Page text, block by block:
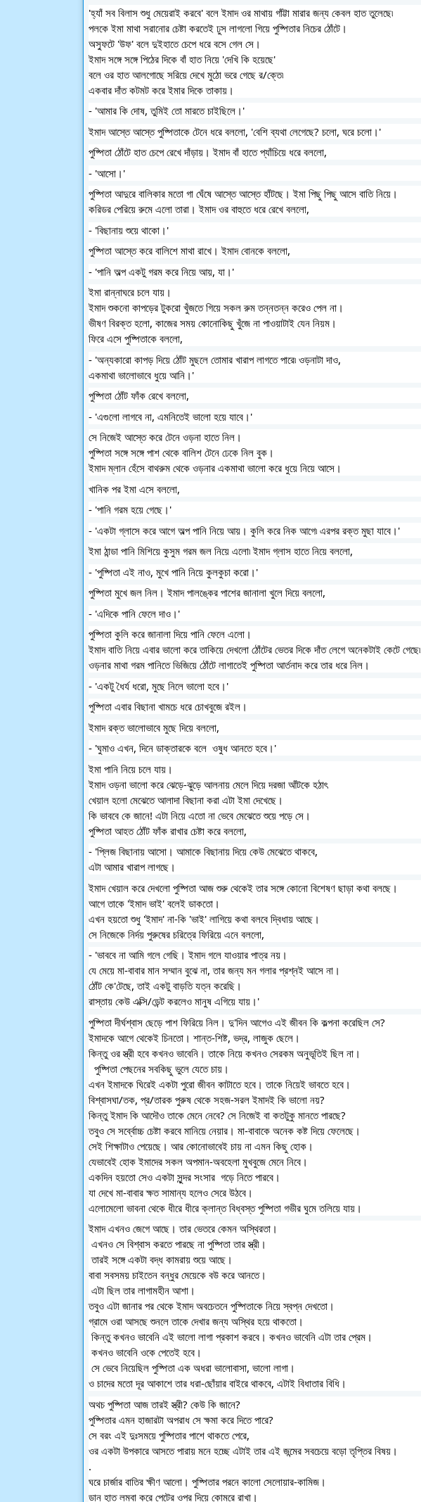
'হ্যাঁ সব বিলাস শুধু মেয়েরাই করবে' বলে ইমাদ ওর মাথায় গাঁট্টা মারার জন্য কেবল হাত তুলেছে৷
পলকে ইমা মাথা সরানোর চেষ্টা করতেই ঢুস লাগলো গিয়ে পুষ্পিতার নিচের ঠোঁটে।
অস্ফুটে 'উফ' বলে দুইহাতে চেপে ধরে বসে গেল সে।
ইমাদ সঙ্গে সঙ্গে পিঠের দিকে বাঁ হাত নিয়ে 'দেখি কি হয়েছে'
বলে ওর হাত আলগোছে সরিয়ে দেখে মুঠো ভরে গেছে র/ক্তে৷
একবার দাঁত কটমট করে ইমার দিকে তাকায়।
- 'আমার কি দোষ, তুমিই তো মারতে চাইছিলে।'
ইমাদ আস্তে আস্তে পুষ্পিতাকে টেনে ধরে বললো, 'বেশি ব্যথা লেগেছে? চলো, ঘরে চলো।'
পুষ্পিতা ঠোঁটে হাত চেপে রেখে দাঁড়ায়। ইমাদ বাঁ হাতে প্যাঁচিয়ে ধরে বললো,
- 'আসো।'
পুষ্পিতা আদুরে বালিকার মতো গা ঘেঁষে আস্তে আস্তে হাঁটছে। ইমা পিছু পিছু আসে বাতি নিয়ে।
করিডর পেরিয়ে রুমে এলো তারা। ইমাদ ওর বাহুতে ধরে রেখে বললো,
- 'বিছানায় শুয়ে থাকো।'
পুষ্পিতা আস্তে করে বালিশে মাথা রাখে। ইমাদ বোনকে বললো,
- 'পানি অল্প একটু গরম করে নিয়ে আয়, যা।'
ইমা রান্নাঘরে চলে যায়।
ইমাদ শুকনো কাপড়ের টুকরো খুঁজতে গিয়ে সকল রুম তন্নতন্ন করেও পেল না।
ভীষণ বিরক্ত হলো, কাজের সময় কোনোকিছু খুঁজে না পাওয়াটাই যেন নিয়ম।
ফিরে এসে পুষ্পিতাকে বললো,
- 'অন্যকারো কাপড় দিয়ে ঠোঁট মুছলে তোমার খারাপ লাগতে পারে৷ ওড়নাটা দাও,
একমাথা ভালোভাবে ধুয়ে আনি।'
পুষ্পিতা ঠোঁট ফাঁক রেখে বললো,
- 'এগুলো লাগবে না, এমনিতেই ভালো হয়ে যাবে।'
সে নিজেই আস্তে করে টেনে ওড়না হাতে নিল।
পুষ্পিতা সঙ্গে সঙ্গে পাশ থেকে বালিশ টেনে ঢেকে নিল বুক।
ইমাদ ম্লান হেঁসে বাথরুম থেকে ওড়নার একমাথা ভালো করে ধুয়ে নিয়ে আসে।
খানিক পর ইমা এসে বললো,
- 'পানি গরম হয়ে গেছে।'
- 'একটা গ্লাসে করে আগে অল্প পানি নিয়ে আয়। কুলি করে নিক আগে৷ এরপর রক্ত মুছা যাবে।'
ইমা ঠান্ডা পানি মিশিয়ে কুসুম গরম জল নিয়ে এলো৷ ইমাদ গ্লাস হাতে নিয়ে বললো,
- 'পুষ্পিতা এই নাও, মুখে পানি নিয়ে কুলকুচা করো।'
পুষ্পিতা মুখে জল নিল। ইমাদ পালঙ্কের পাশের জানালা খুলে দিয়ে বললো,
- 'এদিকে পানি ফেলে দাও।'
পুষ্পিতা কুলি করে জানালা দিয়ে পানি ফেলে এলো।
ইমাদ বাতি নিয়ে এবার ভালো করে তাকিয়ে দেখলো ঠোঁটের ভেতর দিকে দাঁত লেগে অনেকটাই কেটে গেছে৷
ওড়নার মাথা গরম পানিতে ভিজিয়ে ঠোঁটে লাগাতেই পুষ্পিতা আর্তনাদ করে তার ধরে নিল।
- 'একটু ধৈর্য ধরো, মুছে নিলে ভালো হবে।'
পুষ্পিতা এবার বিছানা খামচে ধরে চোখবুজে রইল।
ইমাদ রক্ত ভালোভাবে মুছে দিয়ে বললো,
- 'ঘুমাও এখন, দিনে ডাক্তারকে বলে  ওষুধ আনতে হবে।'
ইমা পানি নিয়ে চলে যায়।
ইমাদ ওড়না ভালো করে ঝেড়ে-ঝুড়ে আলনায় মেলে দিয়ে দরজা আঁটকে হঠাৎ
খেয়াল হলো মেঝেতে আলাদা বিছানা করা এটা ইমা দেখেছে।
কি ভাববে কে জানে! এটা নিয়ে এতো না ভেবে মেঝেতে শুয়ে পড়ে সে।
পুষ্পিতা আহত ঠোঁট ফাঁক রাখার চেষ্টা করে বললো,
- 'প্লিজ বিছানায় আসো। আমাকে বিছানায় দিয়ে কেউ মেঝেতে থাকবে,
এটা আমার খারাপ লাগছে।
ইমাদ খেয়াল করে দেখলো পুষ্পিতা আজ শুরু থেকেই তার সঙ্গে কোনো বিশেষণ ছাড়া কথা বলছে।
আগে তাকে 'ইমাদ ভাই' বলেই ডাকতো।
এখন হয়তো শুধু 'ইমাদ' না-কি 'ভাই' লাগিয়ে কথা বলবে দ্বিধায় আছে।
সে নিজেকে নির্দয় পুরুষের চরিত্রে ফিরিয়ে এনে বললো,
- 'ভাববে না আমি গলে গেছি। ইমাদ গলে যাওয়ার পাত্র নয়।
যে মেয়ে মা-বাবার মান সম্মান বুঝে না, তার জন্য মন গলার প্রশ্নই আসে না।
ঠোঁট কে'টেছে, তাই একটু বাড়তি যত্ন করেছি।
রাস্তায় কেউ এক্সি/ডেন্ট করলেও মানুষ এগিয়ে যায়।'
পুষ্পিতা দীর্ঘশ্বাস ছেড়ে পাশ ফিরিয়ে নিল। দু'দিন আগেও এই জীবন কি কল্পনা করেছিল সে?
ইমাদকে আগে থেকেই চিনতো। শান্ত-শিষ্ট, ভদ্র, লাজুক ছেলে।
কিন্তু ওর স্ত্রী হবে কখনও ভাবেনি। তাকে নিয়ে কখনও সেরকম অনুভূতিই ছিল না।
  পুষ্পিতা পেছনের সবকিছু ভুলে যেতে চায়।
এখন ইমাদকে ঘিরেই একটা পুরো জীবন কাটাতে হবে। তাকে নিয়েই ভাবতে হবে।
বিশ্বাসঘা/তক, প্র/তারক পুরুষ থেকে সহজ-সরল ইমাদই কি ভালো নয়?
কিন্তু ইমাদ কি আদৌও তাকে মেনে নেবে? সে নিজেই বা কতটুকু মানতে পারছে?
তবুও সে সর্ব্বোচ্চ চেষ্টা করবে মানিয়ে নেয়ার। মা-বাবাকে অনেক কষ্ট দিয়ে ফেলেছে।
সেই শিক্ষাটাও পেয়েছে। আর কোনোভাবেই চায় না এমন কিছু হোক।
যেভাবেই হোক ইমাদের সকল অপমান-অবহেলা মুখবুজে মেনে নিবে।
একদিন হয়তো সেও একটা সুন্দর সংসার  গড়ে নিতে পারবে।
যা দেখে মা-বাবার ক্ষত সামান্য হলেও সেরে উঠবে।
এলোমেলো ভাবনা থেকে ধীরে ধীরে ক্লান্ত বিধ্বস্ত পুষ্পিতা গভীর ঘুমে তলিয়ে যায়।
ইমাদ এখনও জেগে আছে। তার ভেতরে কেমন অস্থিরতা।
এখনও সে বিশ্বাস করতে পারছে না পুষ্পিতা তার স্ত্রী।
তারই সঙ্গে একটা বদ্ধ কামরায় শুয়ে আছে।
বাবা সবসময় চাইতেন বন্ধুর মেয়েকে বউ করে আনতে।
এটা ছিল তার লাগামহীন আশা।
তবুও এটা জানার পর থেকে ইমাদ অবচেতনে পুষ্পিতাকে নিয়ে স্বপ্ন দেখতো।
গ্রামে ওরা আসছে শুনলে তাকে দেখার জন্য অস্থির হয়ে থাকতো।
কিন্তু কখনও ভাবেনি এই ভালো লাগা প্রকাশ করবে। কখনও ভাবেনি এটা তার প্রেম।
কখনও ভাবেনি ওকে পেতেই হবে।
সে ভেবে নিয়েছিল পুষ্পিতা এক অধরা ভালোবাসা, ভালো লাগা।
ও চাদের মতো দূর আকাশে তার ধরা-ছোঁয়ার বাইরে থাকবে, এটাই বিধাতার বিধি।
অথচ পুষ্পিতা আজ তারই স্ত্রী? কেউ কি জানে?
পুষ্পিতার এমন হাজারটা অপরাধ সে ক্ষমা করে দিতে পারে?
সে বরং এই দুঃসময়ে পুষ্পিতার পাশে থাকতে পেরে,
ওর একটা উপকারে আসতে পারায় মনে হচ্ছে এটাই তার এই জন্মের সবচেয়ে বড়ো তৃপ্তির বিষয়।
.
ঘরে চার্জার বাতির ক্ষীণ আলো। পুষ্পিতার পরনে কালো সেলোয়ার-কামিজ।
ডান হাত লম্বা করে পেটের ওপর দিয়ে কোমরে রাখা।